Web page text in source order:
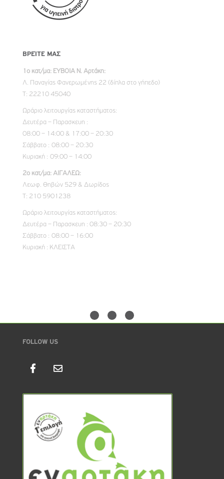
ΒΡΕΊΤΕ ΜΑΣ
1ο κατ/μα: ΕΥΒΟΙΑ Ν. Αρτάκη:
Λ. Παναγίας Φανερωμένης 22 (δίπλα στο γήπεδο)
Τ: 22210 45040
Ωράριο λειτουργίας καταστήματος:
Δευτέρα – Παρασκευη :
08:00 – 14:00 & 17:00 – 20:30
Σάββατο : 08:00 – 20:30
Κυριακή : 09:00 – 14:00
2ο κατ/μα: ΑΙΓΑΛΕΩ:
Λεωφ. Θηβών 529 & Δωρίδος
Τ: 210 5901238
Ωράριο λειτουργίας καταστήματος:
Δευτέρα – Παρασκευη : 08:30 – 20:30
Σάββατο : 08:00 – 16:00
Κυριακή : ΚΛΕΙΣΤΑ
FOLLOW US